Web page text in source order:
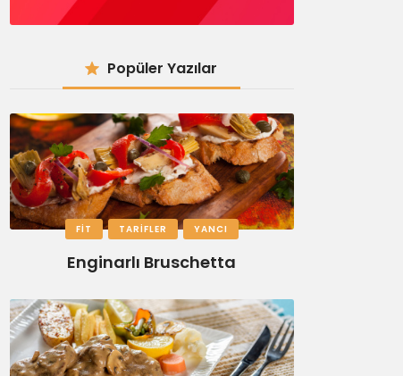
Popüler Yazılar
FIT TARIFLER YANCI
Enginarlı Bruschetta